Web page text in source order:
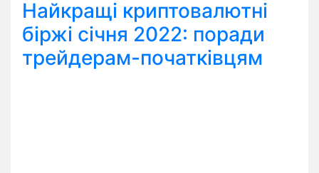
Найкращі криптовалютні
біржі січня 2022: поради
трейдерам-початківцям